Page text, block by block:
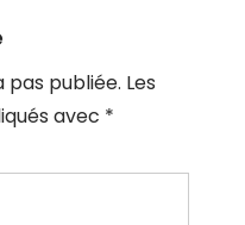
publiée. Les
avec *